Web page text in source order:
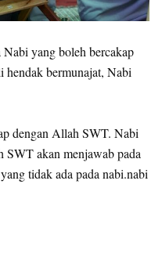
yang boleh bercakap
hendak bermunajat, Nabi
dengan Allah SWT. Nabi
akan menjawab pada
tidak ada pada nabi.nabi